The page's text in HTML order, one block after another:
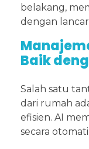
belakang,
dengan
Baik
Salah satu
dari rumah
efisien. AI
secara